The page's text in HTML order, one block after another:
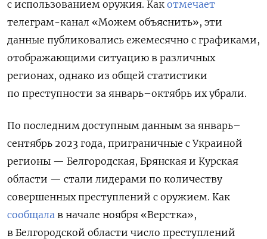
с использованием оружия. Как отмечает
телеграм-канал «Можем объяснить», эти
данные публиковались ежемесячно с графиками,
отображающими ситуацию в различных
регионах, однако из общей статистики
по преступности за январь–октябрь их убрали.
По последним доступным данным за январь–
сентябрь 2023 года, приграничные с Украиной
регионы — Белгородская, Брянская и Курская
области — стали лидерами по количеству
совершенных преступлений с оружием. Как
сообщала в начале ноября «Верстка»,
в Белгородской области число преступлений